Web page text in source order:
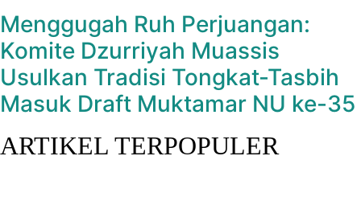
Menggugah Ruh Perjuangan:
Komite Dzurriyah Muassis
Usulkan Tradisi Tongkat-Tasbih
Masuk Draft Muktamar NU ke-35
ARTIKEL TERPOPULER